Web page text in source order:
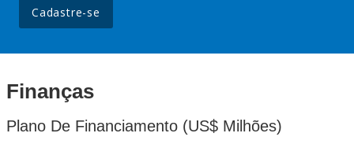
Cadastre-se
Finanças
Plano De Financiamento (US$ Milhões)